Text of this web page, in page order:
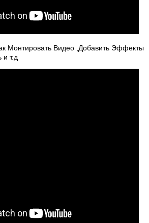
Монтировать Видео ,Добавить Эффекты
и т.д